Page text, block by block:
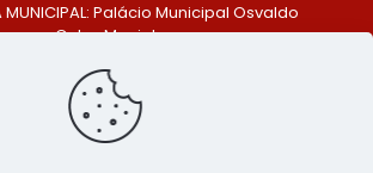
MUNICIPAL: Palácio Municipal Osvaldo
Celso Maciel
Bento do Una - PE. CEP: 553370-128
TELEFONE: (81) 99548-1569
ouvidoria@saobentodouna.pe.gov.br